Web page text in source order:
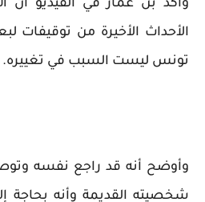
وأكد بن عمار في الفيديو أن
الأحداث الأخيرة من
تونس ليست السبب في تغييره.
وأوضح أنه قد راجع نفسه
شخصيته القديمة وأنه بحاجة